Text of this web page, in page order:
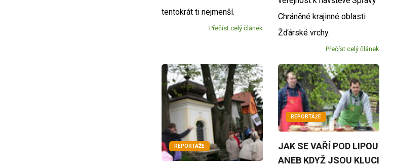
tentokrát ti nejmenší.
Přečíst celý článek
Chráněné krajinné oblasti
Žďárské vrchy.
Přečíst celý článek
REPORTÁŽE
REPORTÁŽE
JAK SE VAŘÍ POD LIPOU
ANEB KDYŽ JSOU KLUCI